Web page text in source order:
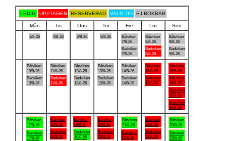
LEDIG UPPTAGEN RESERVERAD VALD TID EJ BOKBAR
Mån Tis Ons Tor Fre Lör
Sön
3/8-26 4/8-26 5/8-26 6/8-26
Båtviken
7/8-26
Badviken
7/8-26
Båtviken
8/8-26
Badviken
8/8-26
Båtviken
9/8-26
Badviken
9/8-26
Båtviken
10/8-26
Badviken
10/8-26
Båtviken
11/8-26
Badviken
11/8-26
Båtviken
12/8-26
Badviken
12/8-26
Båtviken
13/8-26
Badviken
13/8-26
Båtviken
14/8-26
Badviken
14/8-26
Båtviken
15/8-26
Badviken
15/8-26
Båtviken
16/8-26
Båtviken
16/8-26
Badviken
16/8-26
Badviken
16/8-26
Båtviken
17/8-26
Badviken
17/8-26
Båtviken
18/8-26
Badviken
18/8-26
Båtviken
19/8-26
Badviken
19/8-26
Båtviken
20/8-26
Badviken
20/8-26
Båtviken
21/8-26
Badviken
21/8-26
Båtviken
22/8-26
Badviken
22/8-26
Båtviken
23/8-26
Båtviken
23/8-26